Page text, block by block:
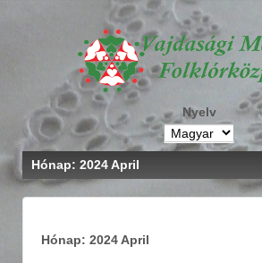
Nyelv
Hónap: 2024 April
Hónap: 2024 April